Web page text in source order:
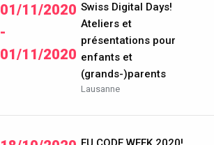
01/11/2020
-
01/11/2020
Swiss Digital Days!
Ateliers et
présentations pour
enfants et
(grands-)parents
Lausanne